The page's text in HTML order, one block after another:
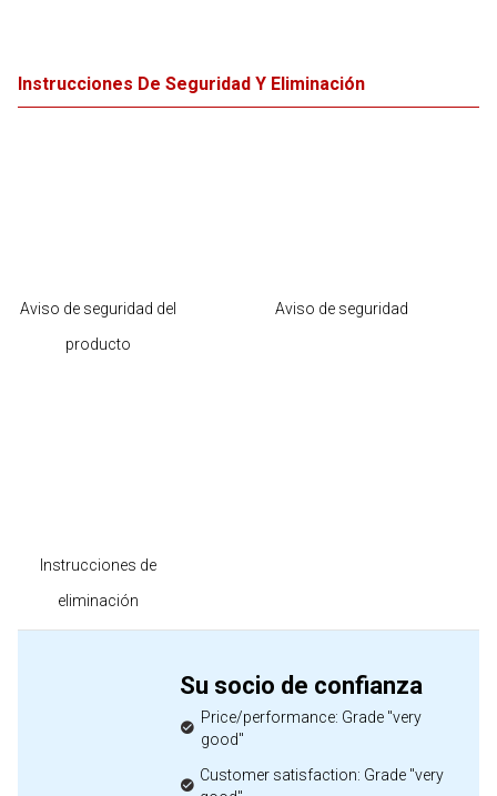
Instrucciones De Seguridad Y Eliminación
Aviso de seguridad del
producto
Aviso de seguridad
Instrucciones de
eliminación
Su socio de confianza
Price/performance: Grade "very
good"
Customer satisfaction: Grade "very